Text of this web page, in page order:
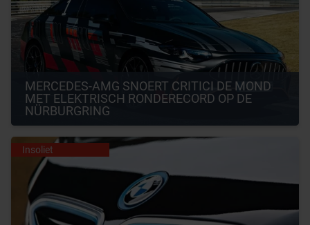
MERCEDES-AMG SNOERT CRITICI DE MOND
MET ELEKTRISCH RONDERECORD OP DE
NÜRBURGRING
Insoliet